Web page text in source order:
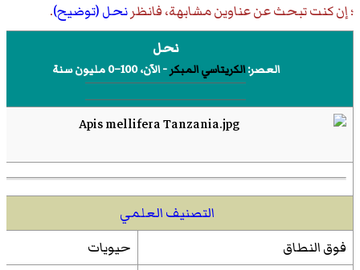
؛ إن كنت تبحث عن عناوين مشابهة، فانظرنحل (توضيح).
نحل
العصر:الكريتاسي المبكر - الآن، 100–0 مليون سنة
التصنيف العلمي
فوق النطاق
حيويات